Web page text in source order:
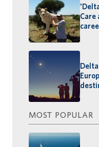
Care
MOST POPULAR